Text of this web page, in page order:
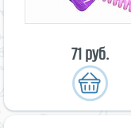
71 руб.